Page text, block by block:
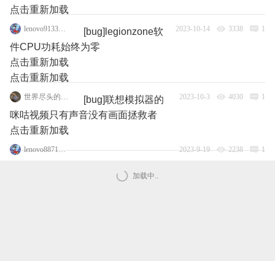
点击重新加载
lenovo91339787 2023-10-14 3338 1
[bug]legionzone软
件CPU功耗始终为零
点击重新加载
点击重新加载
世界尽头的拯救者 2023-10-3 4030 1
[bug]联想模拟器的
咪咕视频只有声音没有画面拯救者
点击重新加载
lenovo88713270 2023-9-19 2238 1
加载中..